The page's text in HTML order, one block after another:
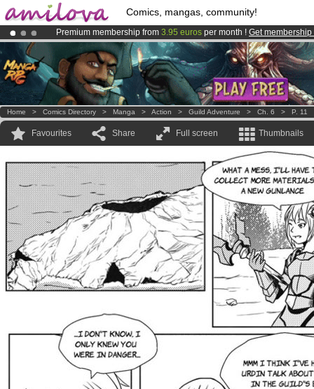
Comics, mangas, community!
Premium membership from 3.95 euros per month ! Get membership
AmilovaKickstarter is now LIVE!.
Already 100000membersand 1000 comics & mangas!.
Home > Comics Directory > Manga > Action > Guild Adventure > Ch. 6 > P. 11
Favourites Share Full screen Thumbnails